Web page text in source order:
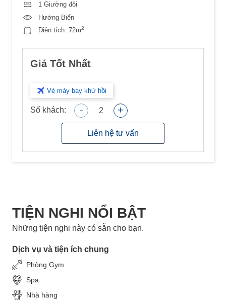
1 Giường đôi
Hướng Biển
Diện tích: 72m2
Giá Tốt Nhất
Vé máy bay khứ hồi
Số khách: - 2 +
Liên hệ tư vấn
TIỆN NGHI NỔI BẬT
Những tiện nghi này có sẵn cho bạn.
Dịch vụ và tiện ích chung
Phòng Gym
Spa
Nhà hàng